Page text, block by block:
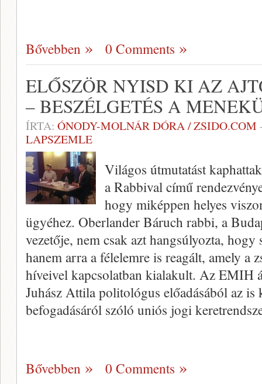
Bővebben 0 Comments
ELŐSZÖR NYISD KI AZ
– BESZÉLGETÉS A
ÍRTA: ÓNODY-MOLNÁR DÓRA / ZSIDO.COM
LAPSZEMLE
Világos útmutatást
a Rabbival című
hogy miképpen helyes
ügyéhez. Oberlander Báruch rabbi, a
vezetője, nem csak azt hangsúlyozta,
hanem arra a félelemre is reagált, amely a
híveivel kapcsolatban kialakult. Az EMIH
Juhász Attila politológus előadásából az
befogadásáról szóló uniós jogi
Bővebben 0 Comments